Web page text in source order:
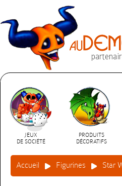
JEUX
DE SOCIÉTÉ
PRODUITS
DÉCORATIFS
Accueil Figurines Star